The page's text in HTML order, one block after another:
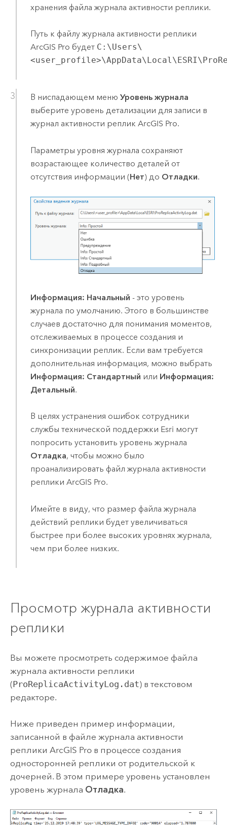
хранения файла журнала активности реплики.
Путь к файлу журнала активности реплики
ArcGIS Pro будет C:\Users\
В ниспадающем меню Уровень журнала
выберите уровень детализации для записи в
журнал активности реплик ArcGIS Pro.
Параметры уровня журнала сохраняют
возрастающее количество деталей от
отсутствия информации (Нет) до Отладки.
Информация: Начальный - это уровень
журнала по умолчанию. Этого в большинстве
случаев достаточно для понимания моментов,
отслеживаемых в процессе создания и
синхронизации реплик. Если вам требуется
дополнительная информация, можно выбрать
Информация: Стандартный или Информация:
Детальный.
В целях устранения ошибок сотрудники
службы технической поддержки Esri могут
попросить установить уровень журнала
Отладка, чтобы можно было
проанализировать файл журнала активности
реплики ArcGIS Pro.
Имейте в виду, что размер файла журнала
действий реплики будет увеличиваться
быстрее при более высоких уровнях журнала,
чем при более низких.
Просмотр журнала активности
реплики
Вы можете просмотреть содержимое файла
журнала активности реплики
(ProReplicaActivityLog.dat) в текстовом
редакторе.
Ниже приведен пример информации,
записанной в файле журнала активности
реплики ArcGIS Proв процессе создания
односторонней реплики от родительской к
дочерней. В этом примере уровень установлен
уровень журнала Отладка.